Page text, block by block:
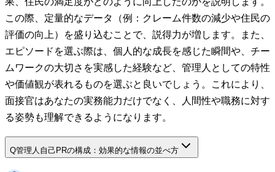
この際、定量的なデータ（例：クレーム件数の減少や住民の
評価の向上）を盛り込むことで、説得力が増します。また、
エピソードを選ぶ際は、個人的な成長を感じた瞬間や、チー
ムワークの大切さを実感した経験など、管理人としての特性
や価値観が表れるものを選ぶと良いでしょう。これにより、
面接官はあなたの実務能力だけでなく、人間性や職務に対す
る姿勢も理解できるようになります。
Q管理人自己PRの構成：効果的な情報の並べ方